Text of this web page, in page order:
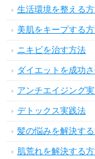
生活環境を整える
美肌をキープする
ニキビを治す方法
ダイエットを成功
アンチエイジング
デトックス実践法
髪の悩みを解決す
肌荒れを解決する